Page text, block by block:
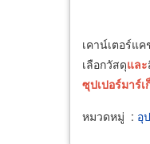
เคาน์เตอร์แ
เลือกวัสดุและ
ซุปเปอร์มาร์เ
หมวดหมู่ : อุ